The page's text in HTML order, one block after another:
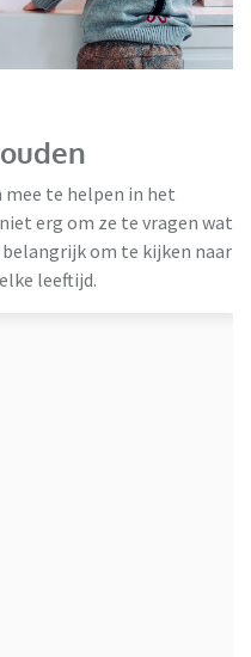
mee te helpen in het
erg om ze te vragen wat
belangrijk om te kijken naar
leeftijd.